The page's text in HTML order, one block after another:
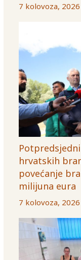
7 kolovoza, 2026
hrvatskih
povećanje
milijuna eura
7 kolovoza, 2026